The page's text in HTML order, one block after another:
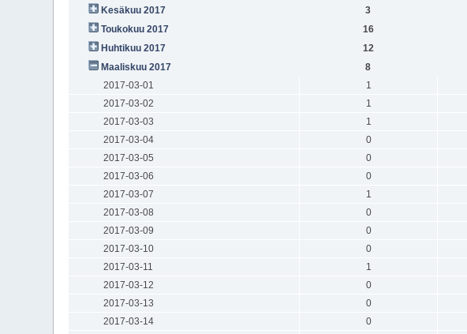
Kesäkuu 2017
3
Toukokuu 2017
16
Huhtikuu 2017
12
Maaliskuu 2017
8
2017-03-01
1
2017-03-02
1
2017-03-03
1
2017-03-04
0
2017-03-05
0
2017-03-06
0
2017-03-07
1
2017-03-08
0
2017-03-09
0
2017-03-10
0
2017-03-11
1
2017-03-12
0
2017-03-13
0
2017-03-14
0